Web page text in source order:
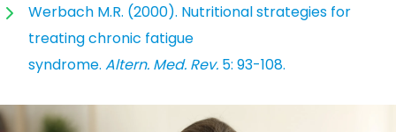
Werbach M.R. (2000). Nutritional strategies for
treating chronic fatigue
syndrome. Altern. Med. Rev. 5: 93-108.